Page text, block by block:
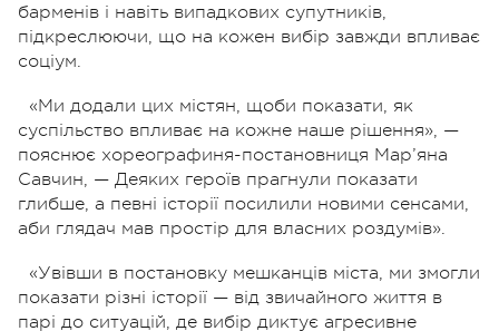
барменів і навіть випадкових супутників,
підкреслюючи, що на кожен вибір завжди впливає
соціум.
«Ми додали цих містян, щоби показати, як
суспільство впливає на кожне наше рішення», —
пояснює хореографиня-постановниця Мар’яна
Савчин, — Деяких героїв прагнули показати
глибше, а певні історії посилили новими сенсами,
аби глядач мав простір для власних роздумів».
«Увівши в постановку мешканців міста, ми змогли
показати різні історії — від звичайного життя в
парі до ситуацій, де вибір диктує агресивне